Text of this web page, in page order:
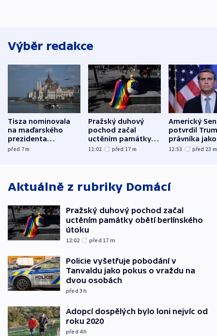
Výběr redakce
Tisza nominovala
na maďarského
prezidenta
bývalého šéfa
před 7m
Pražský duhový
pochod začal
uctěním památky
obětí berlínského
12:02 před 17 m
Americký
potvrdil
právníka jako
ministra
12:53 před 23 m
Aktuálně z rubriky Domácí
Pražský duhový pochod začal
uctěním památky obětí berlínského
útoku
12:02 před 17 m
Policie vyšetřuje pobodání v
Tanvaldu jako pokus o vraždu na
dvou osobách
před 3h
Adopcí dospělých bylo loni nejvíc od
roku 2020
před 4h